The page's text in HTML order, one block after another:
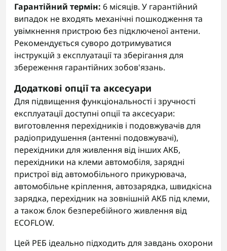
Гарантійний термін: 6 місяців. У гарантійний
випадок не входять механічні пошкодження та
увімкнення пристрою без підключеної антени.
Рекомендується суворо дотримуватися
інструкцій з експлуатації та зберігання для
збереження гарантійних зобов'язань.
Додаткові опції та аксесуари
Для підвищення функціональності і зручності
експлуатації доступні опції та аксесуари:
виготовлення перехідників і подовжувачів для
радіопридушення (антенні подовжувачі),
перехідники для живлення від інших АКБ,
перехідники на клеми автомобіля, зарядні
пристрої від автомобільного прикурювача,
автомобільне кріплення, автозарядка, швидкісна
зарядка, перехідник на зовнішній АКБ під клеми,
а також блок безперебійного живлення від
ECOFLOW.
Цей РЕБ ідеально підходить для завдань охорони